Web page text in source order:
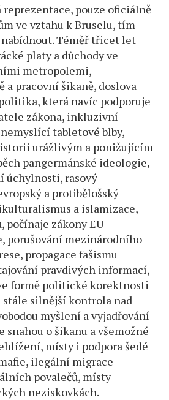
reprezentace, pouze oficiálně
ve vztahu k Bruselu, tím
Téměř třicet let
platy a důchody ve
metropolemi,
pracovní šikaně, doslova
která navíc podporuje
zákona, inkluzivní
tabletové blby,
urážlivým a ponižujícím
pangermánské ideologie,
úchylnosti, rasový
a protibělošský
a islamizace,
počínaje zákony EU
porušování mezinárodního
propagace fašismu
pravdivých informací,
formě politické korektnosti
stále silnější kontrola nad
myšlení a vyjadřování
snahou o šikanu a všemožné
místy i podpora šedé
ilegální migrace
povalečů, místy
neziskovkách.